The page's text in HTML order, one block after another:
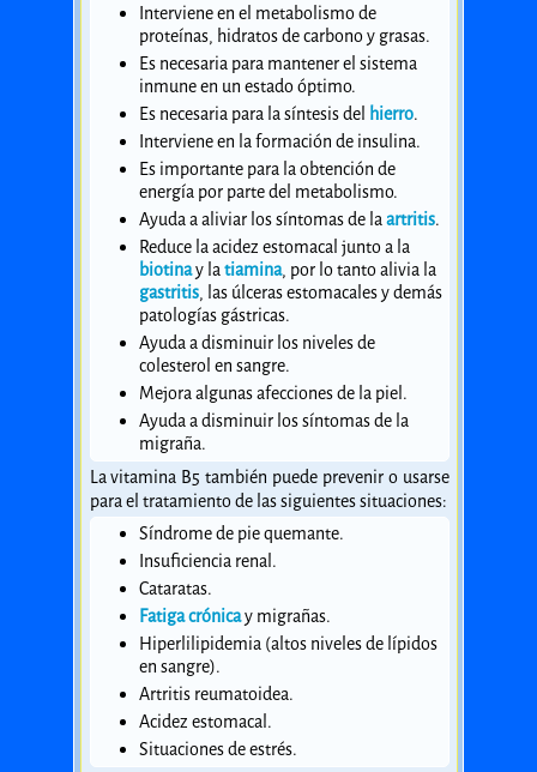
Interviene en el metabolismo de
proteínas, hidratos de carbono y grasas.
Es necesaria para mantener el sistema
inmune en un estado óptimo.
Es necesaria para la síntesis del hierro.
Interviene en la formación de insulina.
Es importante para la obtención de
energía por parte del metabolismo.
Ayuda a aliviar los síntomas de laartritis.
Reduce la acidez estomacal junto a la
biotinay latiamina, por lo tanto alivia la
gastritis, las úlceras estomacales y demás
patologías gástricas.
Ayuda a disminuir los niveles de
colesterol en sangre.
Mejora algunas afecciones de la piel.
Ayuda a disminuir los síntomas de la
migraña.
La vitamina B5 también puede prevenir o usarse
para el tratamiento de las siguientes situaciones:
Síndrome de pie quemante.
Insuficiencia renal.
Cataratas.
Fatiga crónicay migrañas.
Hiperlilipidemia (altos niveles de lípidos
en sangre).
Artritis reumatoidea.
Acidez estomacal.
Situaciones de estrés.